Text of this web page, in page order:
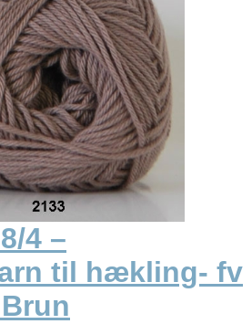
4 –
til hækling- fv